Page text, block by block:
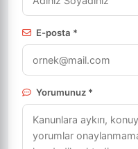
E-posta *
Yorumunuz *